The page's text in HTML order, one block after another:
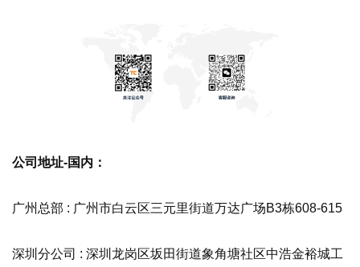
公司地址-国内：
广州总部 : 广州市白云区三元里街道万达广场B3栋608-615
深圳分公司 : 深圳龙岗区坂田街道象角塘社区中浩金裕城工